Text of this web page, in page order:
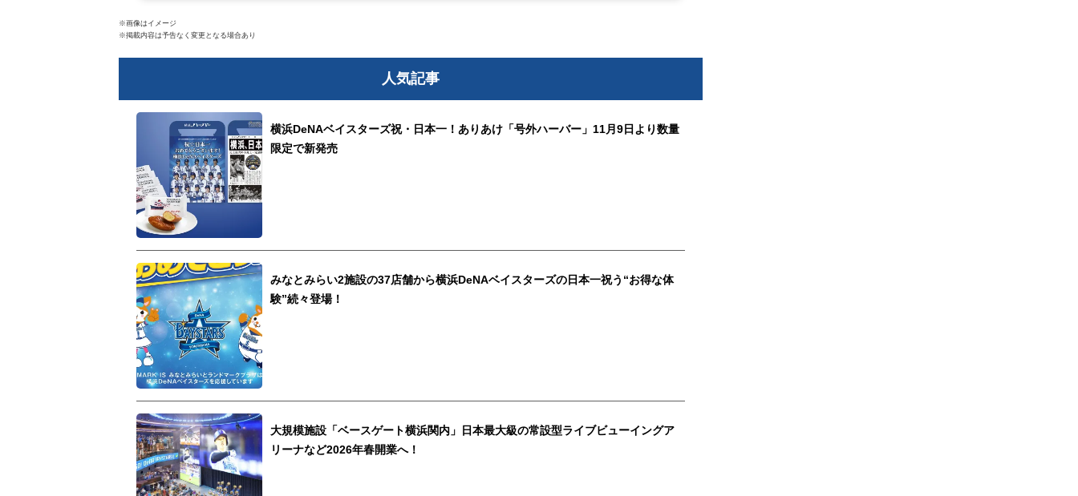
※画像はイメージ
※掲載内容は予告なく変更となる場合あり
人気記事
横浜DeNAベイスターズ祝・日本一！ありあけ「号外ハーバー」11月9日より数量
限定で新発売
みなとみらい2施設の37店舗から横浜DeNAベイスターズの日本一祝う“お得な体
験”続々登場！
大規模施設「ベースゲート横浜関内」日本最大級の常設型ライブビューイングア
リーナなど2026年春開業へ！